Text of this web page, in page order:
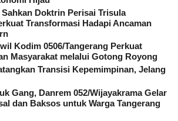
Sahkan Doktrin Perisai Trisula
Transformasi Hadapi Ancaman
Kodim 0506/Tangerang Perkuat
Masyarakat melalui Gotong Royong
Transisi Kepemimpinan, Jelang
Gang, Danrem 052/Wijayakrama Gelar
dan Baksos untuk Warga Tangerang